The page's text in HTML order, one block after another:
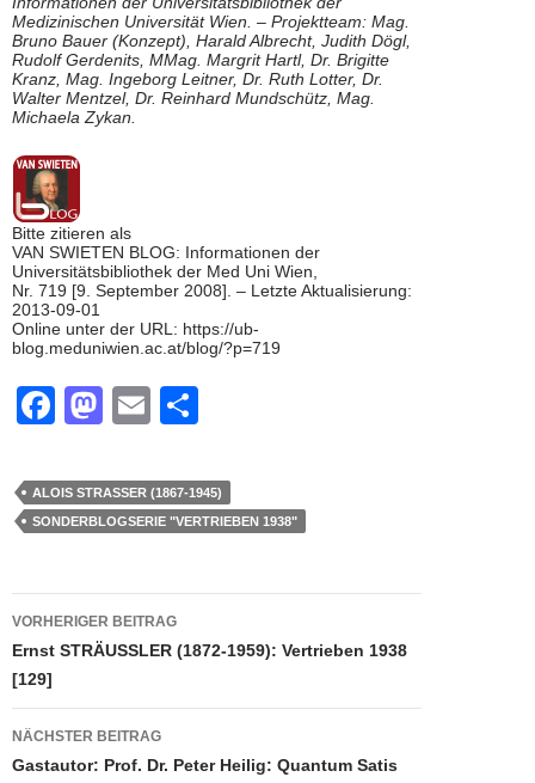
Medizinischen Universität Wien. – Projektteam: Mag.
Bruno Bauer (Konzept), Harald Albrecht, Judith Dögl,
Rudolf Gerdenits, MMag. Margrit Hartl, Dr. Brigitte
Kranz, Mag. Ingeborg Leitner, Dr. Ruth Lotter, Dr.
Walter Mentzel, Dr. Reinhard Mundschütz, Mag.
Michaela Zykan.
Bitte zitieren als
VAN SWIETEN BLOG: Informationen der
Universitätsbibliothek der Med Uni Wien,
Nr. 719 [9. September 2008]. – Letzte Aktualisierung:
2013-09-01
Online unter der URL: https://ub-
blog.meduniwien.ac.at/blog/?p=719
F
c
e
o
o
M
st
o
o
n
E
ail e
n
ALOIS STRASSER (1867-1945)
SONDERBLOGSERIE "VERTRIEBEN 1938"
Beitragsnavigation
VORHERIGER BEITRAG
Ernst STRÄUSSLER (1872-1959): Vertrieben 1938
[129]
NÄCHSTER BEITRAG
Gastautor: Prof. Dr. Peter Heilig: Quantum Satis